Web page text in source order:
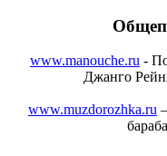
www.manouche.ru -
Джанго
www.muzdorozhka.ru